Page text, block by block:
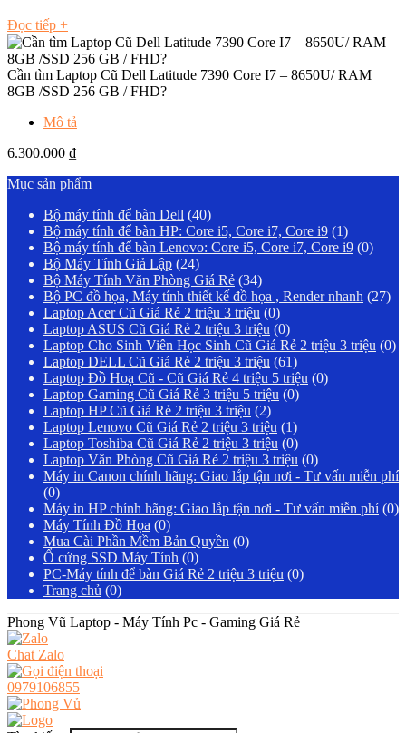
Đọc tiếp +
Cần tìm Laptop Cũ Dell Latitude 7390 Core I7 – 8650U/ RAM
8GB /SSD 256 GB / FHD?
Mô tả
6.300.000 ₫
Mục sản phẩm
Bộ máy tính để bàn Dell (40)
Bộ máy tính để bàn HP: Core i5, Core i7, Core i9 (1)
Bộ máy tính để bàn Lenovo: Core i5, Core i7, Core i9 (0)
Bộ Máy Tính Giả Lập (24)
Bộ Máy Tính Văn Phòng Giá Rẻ (34)
Bộ PC đồ họa, Máy tính thiết kế đồ họa , Render nhanh (27)
Laptop Acer Cũ Giá Rẻ 2 triệu 3 triệu (0)
Laptop ASUS Cũ Giá Rẻ 2 triệu 3 triệu (0)
Laptop Cho Sinh Viên Học Sinh Cũ Giá Rẻ 2 triệu 3 triệu (0)
Laptop DELL Cũ Giá Rẻ 2 triệu 3 triệu (61)
Laptop Đồ Hoạ Cũ - Cũ Giá Rẻ 4 triệu 5 triệu (0)
Laptop Gaming Cũ Giá Rẻ 3 triệu 5 triệu (0)
Laptop HP Cũ Giá Rẻ 2 triệu 3 triệu (2)
Laptop Lenovo Cũ Giá Rẻ 2 triệu 3 triệu (1)
Laptop Toshiba Cũ Giá Rẻ 2 triệu 3 triệu (0)
Laptop Văn Phòng Cũ Giá Rẻ 2 triệu 3 triệu (0)
Máy in Canon chính hãng: Giao lắp tận nơi - Tư vấn miễn phí
(0)
Máy in HP chính hãng: Giao lắp tận nơi - Tư vấn miễn phí (0)
Máy Tính Đồ Họa (0)
Mua Cài Phần Mềm Bản Quyền (0)
Ổ cứng SSD Máy Tính (0)
PC-Máy tính để bàn Giá Rẻ 2 triệu 3 triệu (0)
Trang chủ (0)
Phong Vũ Laptop - Máy Tính Pc - Gaming Giá Rẻ
Chat Zalo
0979106855